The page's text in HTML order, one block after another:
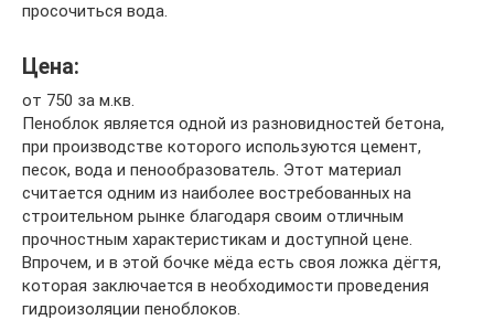
просочиться вода.
Цена:
от 750 за м.кв.
Пеноблок является одной из разновидностей бетона,
при производстве которого используются цемент,
песок, вода и пенообразователь. Этот материал
считается одним из наиболее востребованных на
строительном рынке благодаря своим отличным
прочностным характеристикам и доступной цене.
Впрочем, и в этой бочке мёда есть своя ложка дёгтя,
которая заключается в необходимости проведения
гидроизоляции пеноблоков.